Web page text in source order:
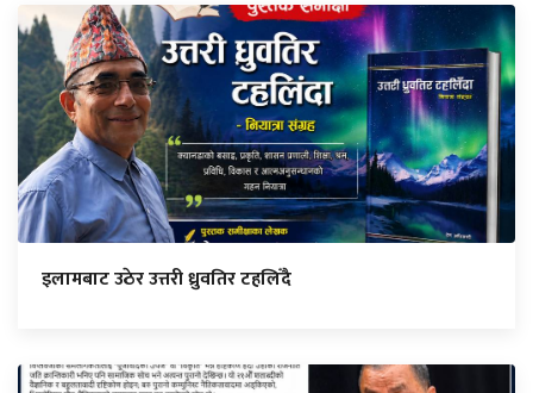
इलामबाट उठेर उत्तरी ध्रुवतिर टहलिँदै